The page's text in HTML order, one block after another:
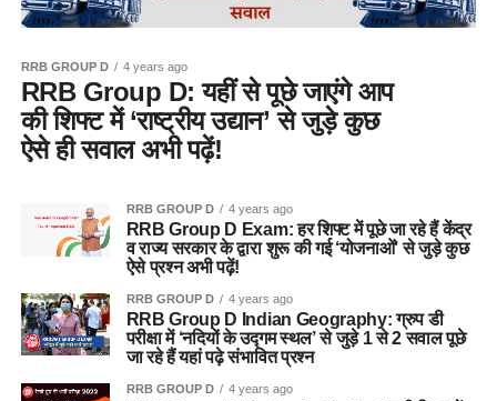
RRB GROUP D 4 years ago
RRB Group D: यहीं से पूछे जाएंगे आप
की शिफ्ट में ‘राष्ट्रीय उद्यान’ से जुड़े कुछ
ऐसे ही सवाल अभी पढ़ें!
RRB GROUP D 4 years ago
RRB Group D Exam: हर शिफ्ट में पूछे जा रहे हैं केंद्र
व राज्य सरकार के द्वारा शुरू की गई ‘योजनाओं’ से जुड़े कुछ
ऐसे प्रश्न अभी पढ़ें!
RRB GROUP D 4 years ago
RRB Group D Indian Geography: ग्रुप डी
परीक्षा में ‘नदियों के उद्गम स्थल’ से जुड़े 1 से 2 सवाल पूछे
जा रहे हैं यहां पढ़े संभावित प्रश्न
RRB GROUP D 4 years ago